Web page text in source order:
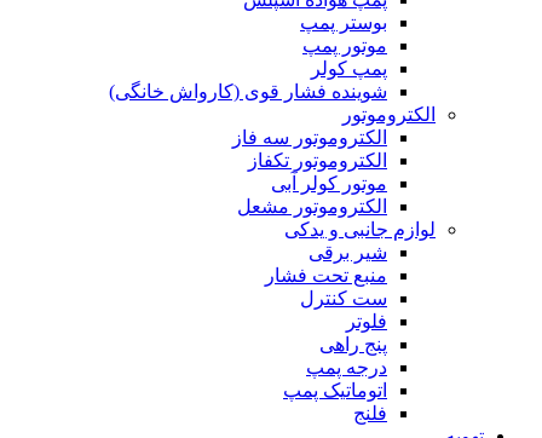
بوستر پمپ
موتور پمپ
پمپ کولر
شوینده فشار قوی (کارواش خانگی)
الکتروموتور
الکتروموتور سه فاز
الکتروموتور تکفاز
موتور کولر آبی
الکتروموتور مشعل
لوازم جانبی و یدکی
شیر برقی
منبع تحت فشار
ست کنترل
فلوتر
پنج راهی
درجه پمپ
اتوماتیک پمپ
فلنج